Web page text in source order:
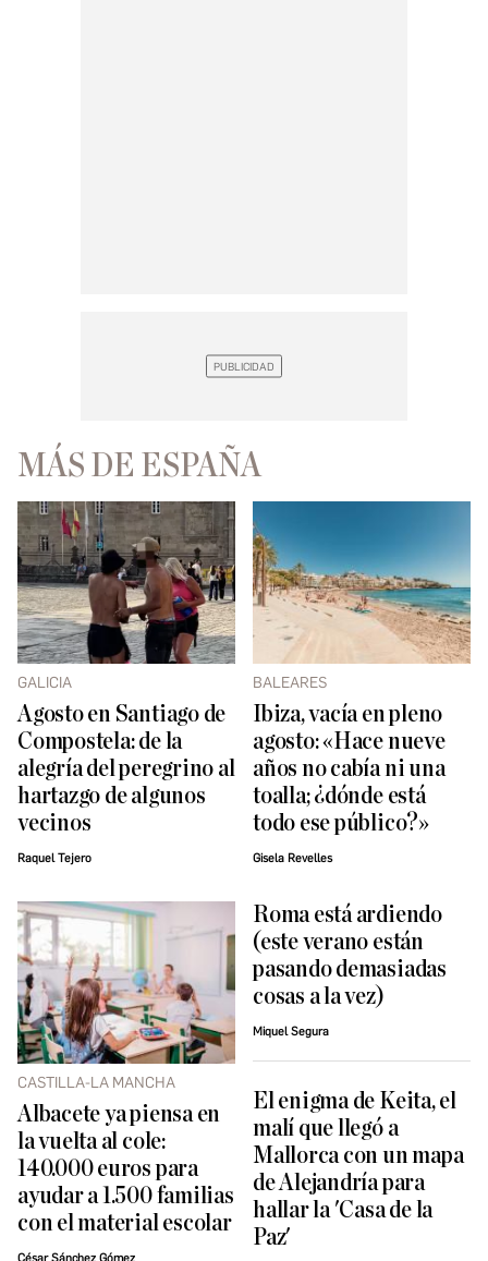
MÁS DE ESPAÑA
GALICIA
Agosto en Santiago de
Compostela: de la
alegría del peregrino al
hartazgo de algunos
vecinos
Raquel Tejero
BALEARES
Ibiza, vacía en pleno
agosto: «Hace nueve
años no cabía ni una
toalla; ¿dónde está
todo ese público?»
Gisela Revelles
CASTILLA-LA MANCHA
Albacete ya piensa en
la vuelta al cole:
140.000 euros para
ayudar a 1.500 familias
con el material escolar
Roma está ardiendo
(este verano están
pasando demasiadas
cosas a la vez)
Miquel Segura
El enigma de Keita, el
malí que llegó a
Mallorca con un mapa
de Alejandría para
hallar la 'Casa de la
Paz'